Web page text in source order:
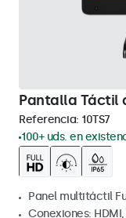
Pantalla Táctil
Referencia: 10TS7
100+ uds. en
Panel multitáctil
Conexiones: